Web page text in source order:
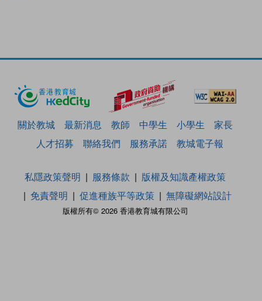
關於教城 最新消息 教師 中學生 小學生
家長
人才招募
聯絡我們 服務承諾 教城電子報
版權所有© 2026 香港教育城有限公司
私隱政策聲明 服務條款
版權及知識產權政策
免責聲明
促進種族平等政策 無障礙網站設計